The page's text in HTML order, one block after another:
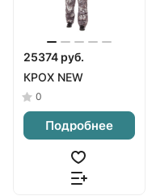
25374 руб.
КРОХ NEW
0
Подробнее